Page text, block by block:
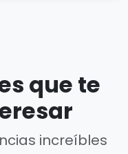
que te
increíbles